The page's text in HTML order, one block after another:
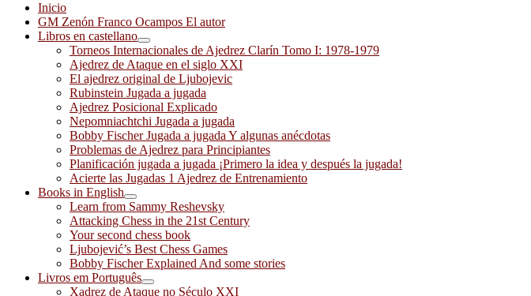
Inicio
GM Zenón Franco Ocampos El autor
Libros en castellano
Torneos Internacionales de Ajedrez Clarín Tomo I: 1978-1979
Ajedrez de Ataque en el siglo XXI
El ajedrez original de Ljubojevic
Rubinstein Jugada a jugada
Ajedrez Posicional Explicado
Nepomniachtchi Jugada a jugada
Bobby Fischer Jugada a jugada Y algunas anécdotas
Problemas de Ajedrez para Principiantes
Planificación jugada a jugada ¡Primero la idea y después la jugada!
Acierte las Jugadas 1 Ajedrez de Entrenamiento
Books in English
Learn from Sammy Reshevsky
Attacking Chess in the 21st Century
Your second chess book
Ljubojević’s Best Chess Games
Bobby Fischer Explained And some stories
Livros em Português
Xadrez de Ataque no Século XXI